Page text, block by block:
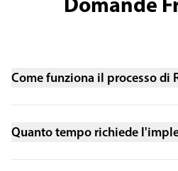
Come funziona il processo di
Quanto tempo richiede